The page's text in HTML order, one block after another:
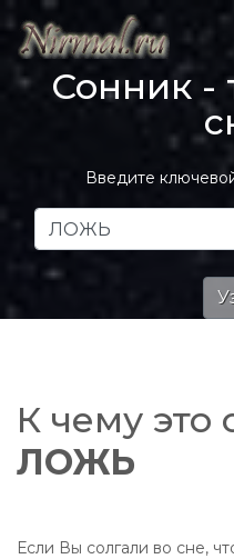
Сонник -
Введите
К чему это
ЛОЖЬ
Если Вы солгали во сне,